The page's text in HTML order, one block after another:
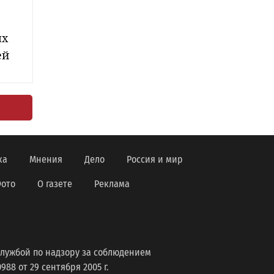
Мнения Дело Россия и мир
О газете Реклама
по надзору за соблюдением
от 29 сентября 2005 г.